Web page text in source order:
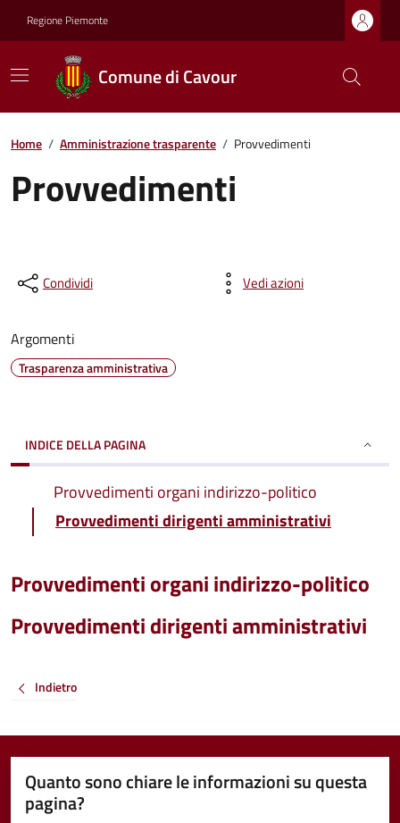
Regione Piemonte
Comune di Cavour
Home / Amministrazione trasparente / Provvedimenti
Provvedimenti
Condividi Vedi azioni
Argomenti
Trasparenza amministrativa
INDICE DELLA PAGINA
Provvedimenti organi indirizzo-politico
Provvedimenti dirigenti amministrativi
Provvedimenti organi indirizzo-politico
Provvedimenti dirigenti amministrativi
Indietro
Quanto sono chiare le informazioni su questa
pagina?